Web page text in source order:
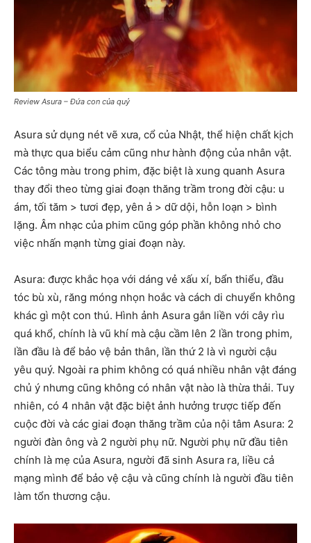
Review Asura – Đứa con của quỷ
Asura sử dụng nét vẽ xưa, cổ của Nhật, thể hiện chất kịch
mà thực qua biểu cảm cũng như hành động của nhân vật.
Các tông màu trong phim, đặc biệt là xung quanh Asura
thay đổi theo từng giai đoạn thăng trầm trong đời cậu: u
ám, tối tăm > tươi đẹp, yên ả > dữ dội, hỗn loạn > bình
lặng. Âm nhạc của phim cũng góp phần không nhỏ cho
việc nhấn mạnh từng giai đoạn này.
Asura: được khắc họa với dáng vẻ xấu xí, bẩn thiểu, đầu
tóc bù xù, răng móng nhọn hoắc và cách di chuyển không
khác gì một con thú. Hình ảnh Asura gắn liền với cây rìu
quá khổ, chính là vũ khí mà cậu cầm lên 2 lần trong phim,
lần đầu là để bảo vệ bản thân, lần thứ 2 là vì người cậu
yêu quý. Ngoài ra phim không có quá nhiều nhân vật đáng
chủ ý nhưng cũng không có nhân vật nào là thừa thải. Tuy
nhiên, có 4 nhân vật đặc biệt ảnh hưởng trược tiếp đến
cuộc đời và các giai đoạn thăng trầm của nội tâm Asura: 2
người đàn ông và 2 người phụ nữ. Người phụ nữ đầu tiên
chính là mẹ của Asura, người đã sinh Asura ra, liều cả
mạng mình để bảo vệ cậu và cũng chính là người đầu tiên
làm tổn thương cậu.